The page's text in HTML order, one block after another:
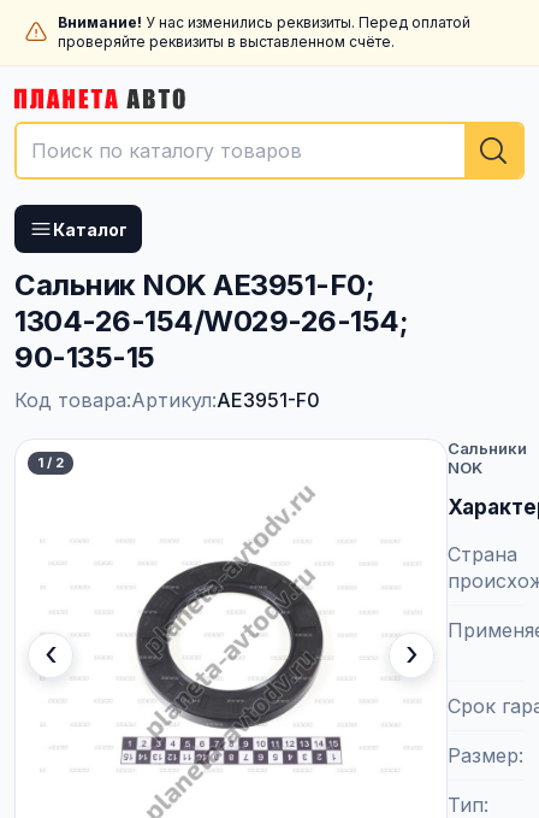
Внимание! У нас изменились реквизиты. Перед оплатой
проверяйте реквизиты в выставленном счёте.
Каталог
Сальник NOK AE3951-F0;
1304-26-154/W029-26-154;
90-135-15
Код товара:Артикул:AE3951-F0
1 / 2
‹ ›
Сальники
NOK
Страна
Срок
Размер
Тип